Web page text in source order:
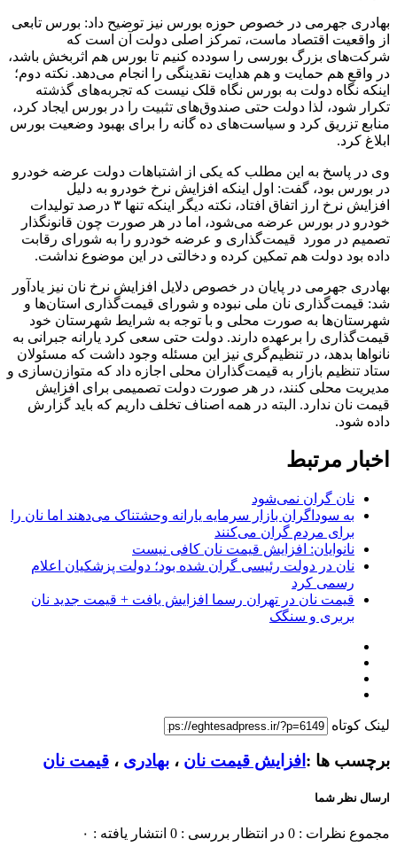
بهادری جهرمی در خصوص حوزه بورس نیز توضیح داد: بورس تابعی
از واقعیت اقتصاد ماست، تمرکز اصلی دولت آن است که
شرکت‌های بزرگ بورسی را سودده کنیم تا بورس هم اثربخش باشد،
در واقع هم حمایت و هم هدایت نقدینگی را انجام می‌دهد. نکته دوم؛
اینکه نگاه دولت به بورس نگاه قلک نیست که تجربه‌های گذشته
تکرار شود، لذا دولت حتی صندوق‌های تثبیت را در بورس ایجاد کرد،
منابع تزریق کرد و سیاست‌های ده گانه را برای بهبود وضعیت بورس
ابلاغ کرد.
وی در پاسخ به این مطلب که یکی از اشتباهات دولت عرضه خودرو
در بورس بود، گفت: اول اینکه افزایش نرخ خودرو به دلیل
افزایش نرخ ارز اتفاق افتاد، نکته دیگر اینکه تنها ۳ درصد تولیدات
خودرو در بورس عرضه می‌شود، اما در هر صورت چون قانونگذار
تصمیم در مورد قیمت‌گذاری و عرضه خودرو را به شورای رقابت
داده بود دولت هم تمکین کرده و دخالتی در این موضوع نداشت.
بهادری جهرمی در پایان در خصوص دلایل افزایش نرخ نان نیز یادآور
شد: قیمت‌گذاری نان ملی نبوده و شورای قیمت‌گذاری استان‌ها و
شهرستان‌ها به صورت محلی و با توجه به شرایط شهرستان خود
قیمت‌گذاری را برعهده دارند. دولت حتی سعی کرد یارانه جبرانی به
نانواها بدهد، در تنظیم‌گری نیز این مسئله وجود داشت که مسئولان
ستاد تنظیم بازار به قیمت‌گذاران محلی اجازه داد که متوازن‌سازی و
مدیریت محلی کنند، در هر صورت دولت تصمیمی برای افزایش
قیمت نان ندارد. البته در همه اصناف تخلف داریم که باید گزارش
داده شود.
اخبار مرتبط
نان گران نمی‌شود
به سوداگران بازار سرمایه یارانه وحشتناک می‌دهند اما نان را
برای مردم گران می‌کنند
نانوایان: افزایش قیمت نان کافی نیست
نان در دولت رئیسی گران شده بود؛ دولت پزشکیان اعلام
رسمی کرد
قیمت نان در تهران رسما افزایش یافت + قیمت جدید نان
بربری و سنگک
لینک کوتاه
برچسب ها : افزایش قیمت نان ، بهادری ، قیمت نان
ارسال نظر شما
مجموع نظرات : 0 در انتظار بررسی : 0 انتشار یافته : ۰